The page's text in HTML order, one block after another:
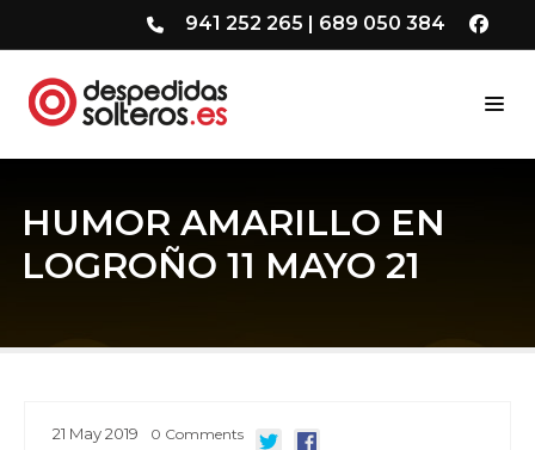
941 252 265 | 689 050 384
HUMOR AMARILLO EN
LOGROÑO 11 MAYO 21
21 May2019 0 Comments